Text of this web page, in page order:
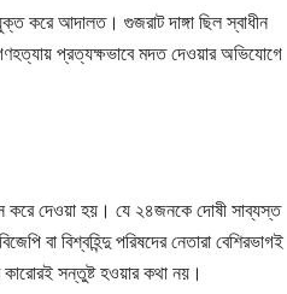
করে আদালত। গুজরাট দাঙ্গা ছিল স্বাধীন
প্রত্যক্ষভাবে মদত দেওয়ার অভিযোগে
করে দেওয়া হয়। যে ২৪জনকে দোষী সাব্যস্ত
বা বিশ্বহিন্দু পরিষদের নেতারা বেশিরভাগই
কারোরই সন্তুষ্ট হওয়ার কথা নয়।